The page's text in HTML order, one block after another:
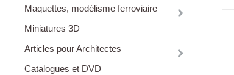
Maquettes, modélisme ferroviaire
Miniatures 3D
Articles pour Architectes
Catalogues et DVD